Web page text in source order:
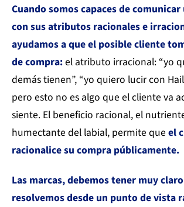
Cuando somos capaces de
con sus atributos racionales e
ayudamos a que el posible cliente
de compra:el atributo irracional: “yo
demás tienen”, “yo quiero lucir con
pero esto no es algo que el cliente va
siente. El beneficio racional, el
humectante del labial, permite que el
racionalice su compra públicamente.
Las marcas, debemos tener muy
resolvemos desde un punto de vista